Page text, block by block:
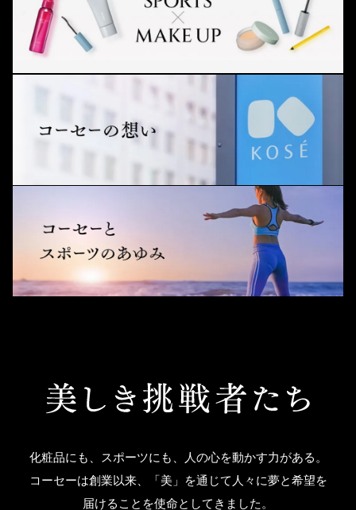
化粧品にも、スポーツにも、人の心を動かす力がある。
コーセーは創業以来、「美」を通じて人々に夢と希望を
届けることを使命としてきました。